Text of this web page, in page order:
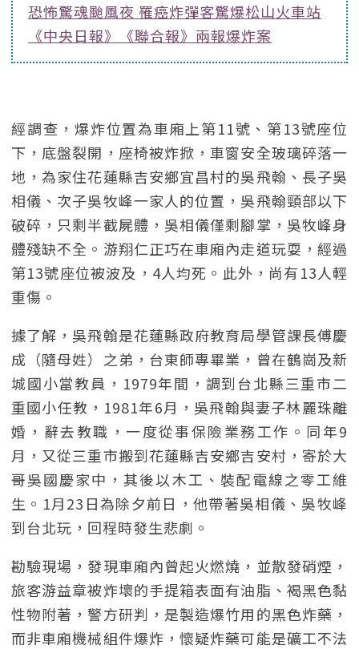
恐怖驚魂颱風夜 罹癌炸彈客驚爆松山火車站
《中央日報》《聯合報》兩報爆炸案
經調查，爆炸位置為車廂上第11號、第13號座位
下，底盤裂開，座椅被炸掀，車窗安全玻璃碎落一
地，為家住花蓮縣吉安鄉宜昌村的吳飛翰、長子吳
相儀、次子吳牧峰一家人的位置，吳飛翰頸部以下
破碎，只剩半截屍體，吳相儀僅剩腳掌，吳牧峰身
體殘缺不全。游翔仁正巧在車廂內走道玩耍，經過
第13號座位被波及，4人均死。此外，尚有13人輕
重傷。
據了解，吳飛翰是花蓮縣政府教育局學管課長傅慶
成（隨母姓）之弟，台東師專畢業，曾在鶴崗及新
城國小當教員，1979年間，調到台北縣三重市二
重國小任教，1981年6月，吳飛翰與妻子林麗珠離
婚，辭去教職，一度從事保險業務工作。同年9
月，又從三重市搬到花蓮縣吉安鄉吉安村，寄於大
哥吳國慶家中，其後以木工、裝配電線之零工維
生。1月23日為除夕前日，他帶著吳相儀、吳牧峰
到台北玩，回程時發生悲劇。
勘驗現場，發現車廂內曾起火燃燒，並散發硝煙，
旅客游益章被炸壞的手提箱表面有油脂、褐黑色黏
性物附著，警方研判，是製造爆竹用的黑色炸藥，
而非車廂機械組件爆炸，懷疑炸藥可能是礦工不法